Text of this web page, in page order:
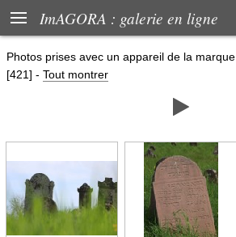
 ImAGORA : galerie en ligne
Photos prises avec un appareil de la marque
[421] - Tout montrer
